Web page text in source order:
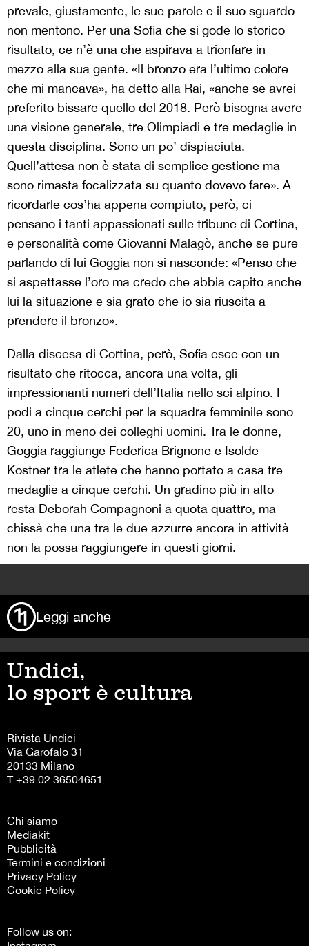
prevale, giustamente, le sue parole e il suo sguardo
non mentono. Per una Sofia che si gode lo storico
risultato, ce n’è una che aspirava a trionfare in
mezzo alla sua gente. «Il bronzo era l’ultimo colore
che mi mancava», ha detto alla Rai, «anche se avrei
preferito bissare quello del 2018. Però bisogna avere
una visione generale, tre Olimpiadi e tre medaglie in
questa disciplina. Sono un po’ dispiaciuta.
Quell’attesa non è stata di semplice gestione ma
sono rimasta focalizzata su quanto dovevo fare». A
ricordarle cos’ha appena compiuto, però, ci
pensano i tanti appassionati sulle tribune di Cortina,
e personalità come Giovanni Malagò, anche se pure
parlando di lui Goggia non si nasconde: «Penso che
si aspettasse l’oro ma credo che abbia capito anche
lui la situazione e sia grato che io sia riuscita a
prendere il bronzo».
Dalla discesa di Cortina, però, Sofia esce con un
risultato che ritocca, ancora una volta, gli
impressionanti numeri dell’Italia nello sci alpino. I
podi a cinque cerchi per la squadra femminile sono
20, uno in meno dei colleghi uomini. Tra le donne,
Goggia raggiunge Federica Brignone e Isolde
Kostner tra le atlete che hanno portato a casa tre
medaglie a cinque cerchi. Un gradino più in alto
resta Deborah Compagnoni a quota quattro, ma
chissà che una tra le due azzurre ancora in attività
non la possa raggiungere in questi giorni.
Leggi anche
Undici,
lo sport è cultura
Rivista Undici
Via Garofalo 31
20133 Milano
T +39 02 36504651
Chi siamo
Mediakit
Pubblicità
Termini e condizioni
Privacy Policy
Cookie Policy
Follow us on: